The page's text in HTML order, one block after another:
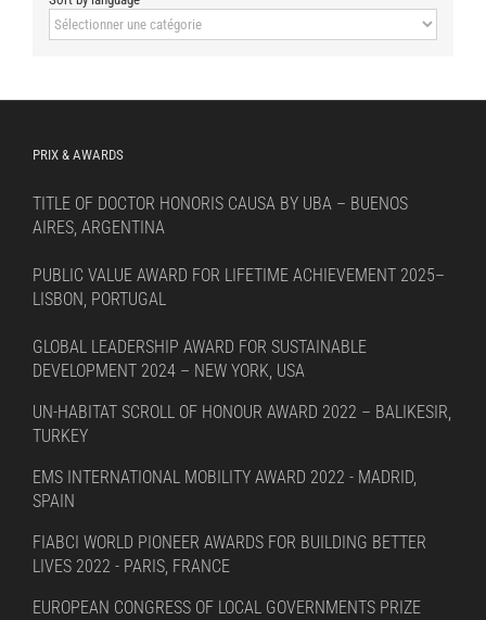
Sort
by
PRIX & AWARDS
TITLE OF DOCTOR HONORIS CAUSA BY UBA – BUENOS
AIRES, ARGENTINA
PUBLIC VALUE AWARD FOR LIFETIME ACHIEVEMENT 2025–
LISBON, PORTUGAL
GLOBAL LEADERSHIP AWARD FOR SUSTAINABLE
DEVELOPMENT 2024 – NEW YORK, USA
UN-HABITAT SCROLL OF HONOUR AWARD 2022 – BALIKESIR,
TURKEY
EMS INTERNATIONAL MOBILITY AWARD 2022 - MADRID,
SPAIN
FIABCI WORLD PIONEER AWARDS FOR BUILDING BETTER
LIVES 2022 - PARIS, FRANCE
EUROPEAN CONGRESS OF LOCAL GOVERNMENTS PRIZE